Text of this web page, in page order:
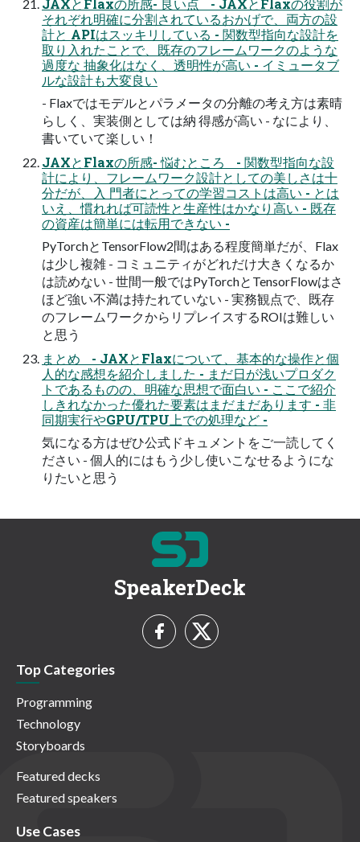
JAXとFlaxの所感- 良い点 - JAXとFlaxの役割が
それぞれ明確に分割されているおかげで、両方の設
計と APIはスッキリしている - 関数型指向な設計を
取り入れたことで、既存のフレームワークのような
過度な 抽象化はなく、透明性が高い - イミュータブ
ルな設計も大変良い
- Flaxではモデルとパラメータの分離の考え方は素晴
らしく、実装側としては納 得感が高い - なにより、
書いていて楽しい！
JAXとFlaxの所感- 悩むところ - 関数型指向な設
計により、フレームワーク設計としての美しさは十
分だが、入 門者にとっての学習コストは高い - とは
いえ、慣れれば可読性と生産性はかなり高い - 既存
の資産は簡単には転用できない -
PyTorchとTensorFlow2間はある程度簡単だが、Flax
は少し複雑 - コミュニティがどれだけ大きくなるか
は読めない - 世間一般ではPyTorchとTensorFlowはさ
ほど強い不満は持たれていない - 実務観点で、既存
のフレームワークからリプレイスするROIは難しい
と思う
まとめ - JAXとFlaxについて、基本的な操作と個
人的な感想を紹介しました - まだ日が浅いプロダク
トであるものの、明確な思想で面白い - ここで紹介
しきれなかった優れた要素はまだまだあります - 非
同期実行やGPU/TPU上での処理など -
気になる方はぜひ公式ドキュメントをご一読してく
ださい - 個人的にはもう少し使いこなせるようにな
りたいと思う
SpeakerDeck
Top Categories
Programming
Technology
Storyboards
Featured decks
Featured speakers
Use Cases